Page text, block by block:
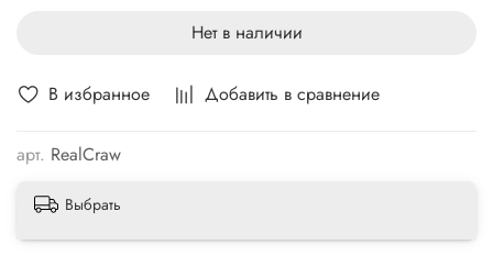
В избранное Добавить в сравнение
арт. RealCraw
Нет в наличии
Выбрать